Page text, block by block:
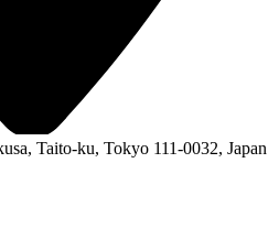
Taito-ku, Tokyo 111-0032, Japan